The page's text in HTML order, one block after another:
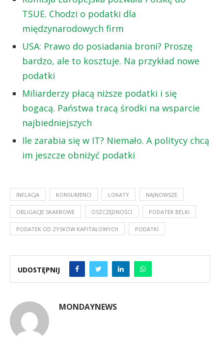
TSUE. Chodzi o podatki dla
międzynarodowych firm
USA: Prawo do posiadania broni? Proszę
bardzo, ale to kosztuje. Na przykład nowe
podatki
Miliarderzy płacą niższe podatki i się
bogacą. Państwa tracą środki na wsparcie
najbiedniejszych
Ile zarabia się w IT? Niemało. A politycy chcą
im jeszcze obniżyć podatki
INFLACJA KONSUMENCI LOKATY NAJNOWSZE
OBLIGACJE SKARBOWE OSZCZĘDNOŚCI PODATEK BELKI
PODATEK OD ZYSKÓW KAPITAŁOWYCH PODATKI
UDOSTĘPNIJ
MONDAYNEWS